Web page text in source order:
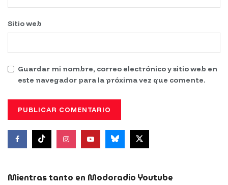
Sitio web
Guardar mi nombre, correo electrónico y sitio web en
este navegador para la próxima vez que comente.
Mientras tanto en Modoradio Youtube